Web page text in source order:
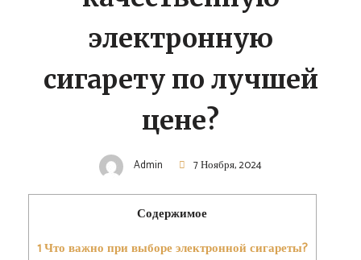
электронную
сигарету по лучшей
цене?
Admin 7 Ноября, 2024
Содержимое
1Что важно при выборе электронной сигареты?